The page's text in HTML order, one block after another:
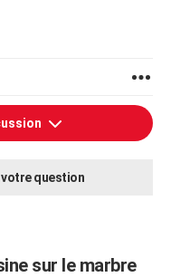
votre question
sur le marbre